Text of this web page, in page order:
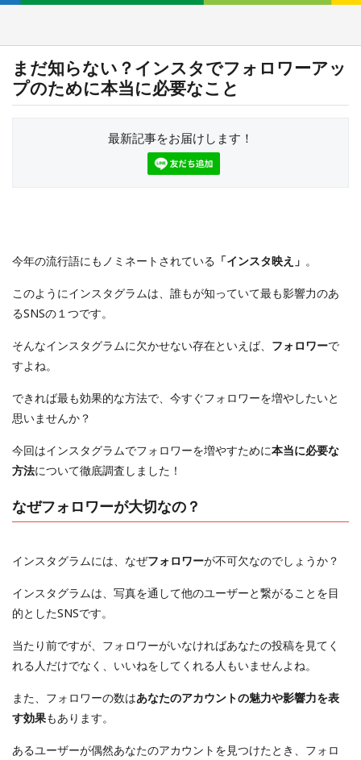
まだ知らない？インスタでフォロワーアッ
プのために本当に必要なこと
最新記事をお届けします！
今年の流行語にもノミネートされている 「インスタ映え」 。
このようにインスタグラムは、誰もが知っていて最も影響力のあ
るSNSの１つです。
そんなインスタグラムに欠かせない存在といえば、 フォロワーで
すよね。
できれば最も効果的な方法で、今すぐフォロワーを増やしたいと
思いませんか？
今回はインスタグラムでフォロワーを増やすために本当に必要な
方法について徹底調査しました！
なぜフォロワーが大切なの？
インスタグラムには、なぜフォロワーが不可欠なのでしょうか？
インスタグラムは、写真を通して他のユーザーと繋がることを目
的としたSNSです。
当たり前ですが、フォロワーがいなければあなたの投稿を見てく
れる人だけでなく、いいねをしてくれる人もいませんよね。
また、フォロワーの数はあなたのアカウントの魅力や影響力を表
す効果もあります。
あるユーザーが偶然あなたのアカウントを見つけたとき、フォロ